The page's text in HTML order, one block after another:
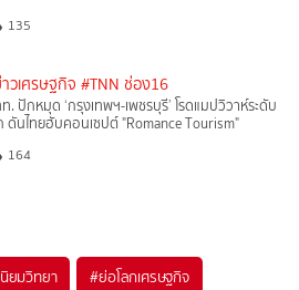
135
วเศรษฐกิจ #TNN ช่อง16
. ปักหมุด ‘กรุงเทพฯ-เพชรบุรี’ โรดแมปวิวาห์ระดับ
ดันไทยฮับคอนเซปต์ "Romance Tourism"
164
ยมวิทยา #ย่อโลกเศรษฐกิจ